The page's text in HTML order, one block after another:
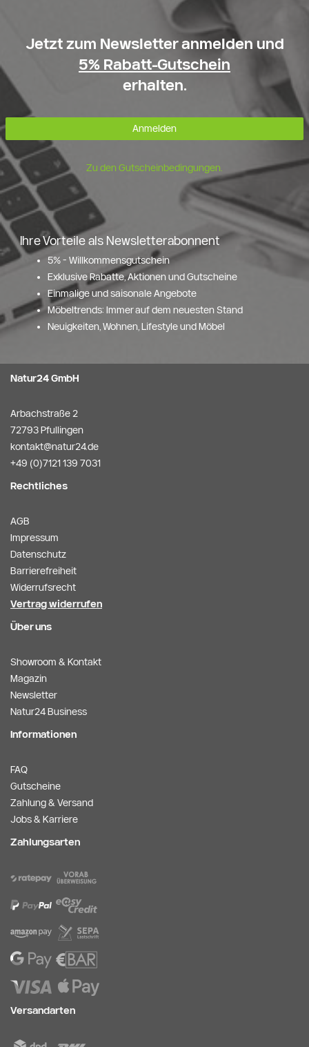
Jetzt zum Newsletter anmelden und
5% Rabatt-Gutschein
erhalten.
Anmelden
Zu den Gutscheinbedingungen.
Ihre Vorteile als Newsletterabonnent
5% - Willkommensgutschein
Exklusive Rabatte, Aktionen und Gutscheine
Einmalige und saisonale Angebote
Möbeltrends: Immer auf dem neuesten Stand
Neuigkeiten, Wohnen, Lifestyle und Möbel
Natur24 GmbH
Arbachstraße 2
72793 Pfullingen
kontakt@natur24.de
+49 (0)7121 139 7031
Rechtliches
AGB
Impressum
Datenschutz
Barrierefreiheit
Widerrufsrecht
Vertrag widerrufen
Über uns
Showroom & Kontakt
Magazin
Newsletter
Natur24 Business
Informationen
FAQ
Gutscheine
Zahlung & Versand
Jobs & Karriere
Zahlungsarten
Versandarten